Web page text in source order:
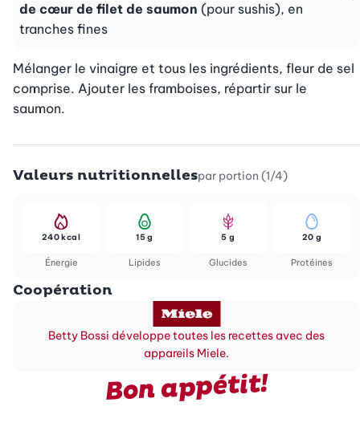
de cœur de filet de saumon (pour sushis), en
tranches fines
Mélanger le vinaigre et tous les ingrédients, fleur de sel
comprise. Ajouter les framboises, répartir sur le
saumon.
Valeurs nutritionnellespar portion (1/4)
Énergie
240 kcal
Lipides
15 g
Glucides
5 g
Protéines
20 g
Coopération
Betty Bossi développe toutes les recettes avec des
appareils Miele.
Bon appétit!